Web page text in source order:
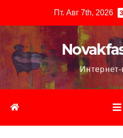
содержимому
Пт. Авг 7th, 2026
Интернет-